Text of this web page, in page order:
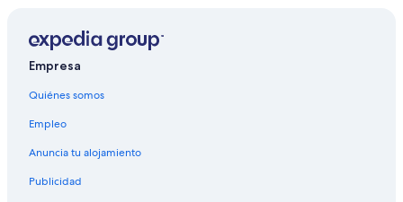
Empresa
Quiénes somos
Empleo
Anuncia tu alojamiento
Publicidad